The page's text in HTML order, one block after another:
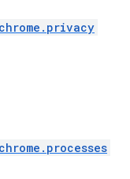
chrome.privacy
chrome.processes